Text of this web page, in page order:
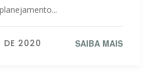
DE 2020 SAIBA MAIS